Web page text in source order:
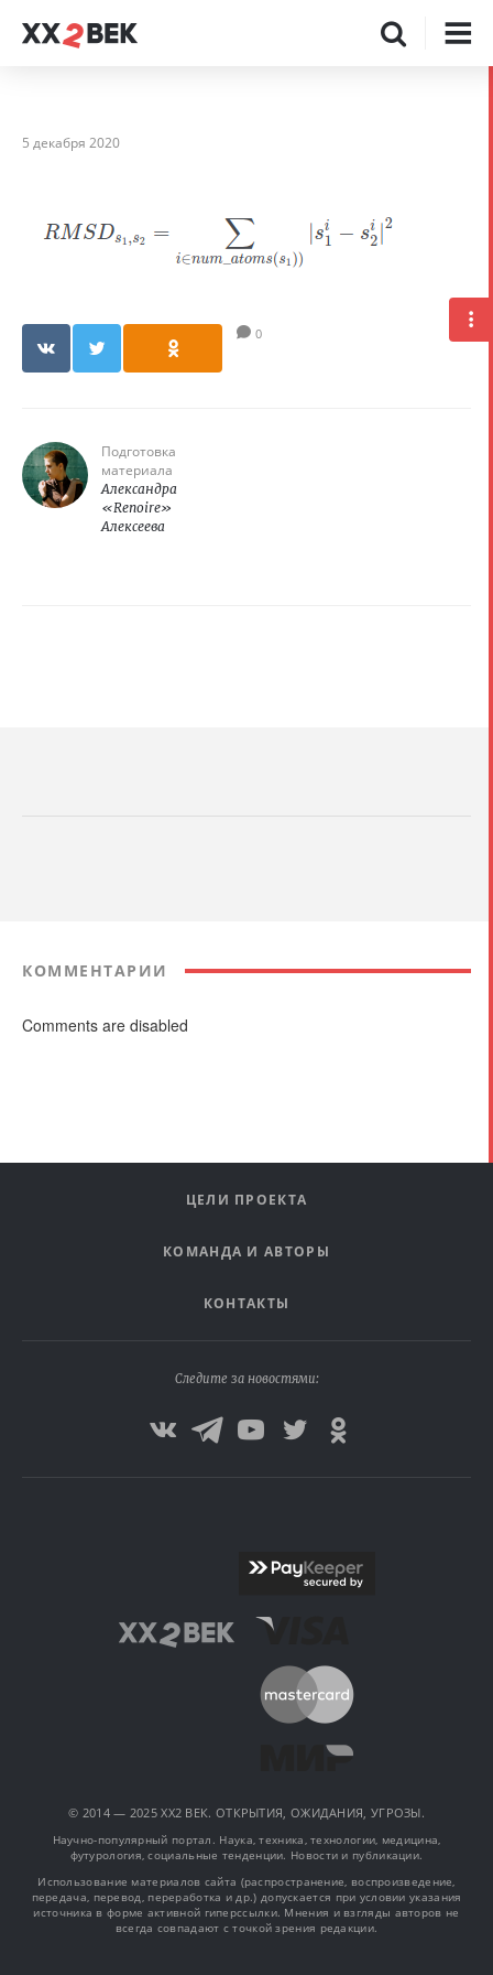
5 декабря 2020
0
Подготовка
материала
Александра
«Renoire»
Алексеева
КОММЕНТАРИИ
Comments are disabled
ЦЕЛИ ПРОЕКТА
КОМАНДА И АВТОРЫ
КОНТАКТЫ
Следите за новостями:
© 2014 — 2025 XX2 ВЕК. ОТКРЫТИЯ, ОЖИДАНИЯ, УГРОЗЫ.
Научно-популярный портал. Наука, техника, технологии, медицина,
футурология, социальные тенденции. Новости и публикации.
Использование материалов сайта (распространение, воспроизведение,
передача, перевод, переработка и др.) допускается при условии указания
источника в форме активной гиперссылки. Мнения и взгляды авторов не
всегда совпадают с точкой зрения редакции.